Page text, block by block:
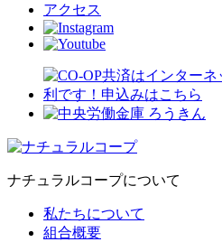
アクセス
ナチュラルコープについて
私たちについて
組合概要